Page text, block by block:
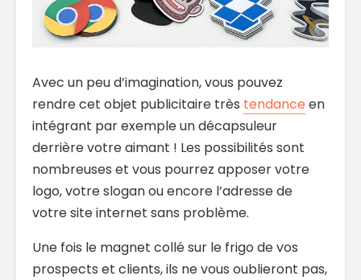
Avec un peu d’imagination, vous pouvez
rendre cet objet publicitaire très tendance en
intégrant par exemple un décapsuleur
derrière votre aimant ! Les possibilités sont
nombreuses et vous pourrez apposer votre
logo, votre slogan ou encore l’adresse de
votre site internet sans problème.
Une fois le magnet collé sur le frigo de vos
prospects et clients, ils ne vous oublieront pas,